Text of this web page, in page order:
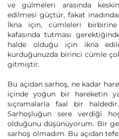
ve gülmeleri arasında
edilmesi güçtür, fakat
İkna için, cümleleri
kafasında tutması
halde olduğu için ikna
kurduğunuzda birinci cümle
gitmiştir.
Bu açıdan sarhoş, ne kadar
içinde yoğun bir hareketin
sıçramalarla faal bir
Sarhoşluğun sere verdiği
olduğunu düşünüyorum. Bir
sarhoş olmadım. Bu açıdan